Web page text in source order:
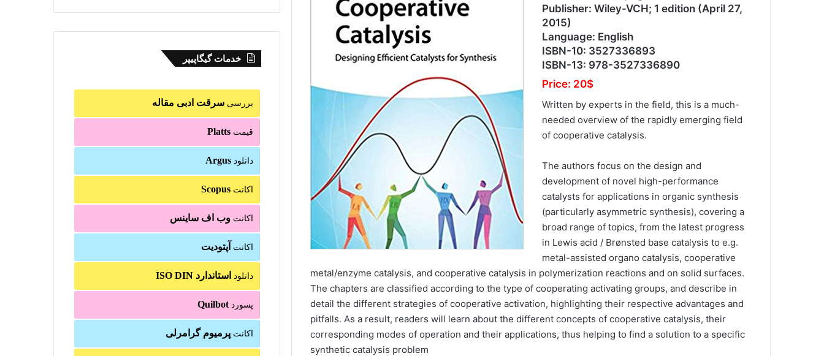
Publisher: Wiley-VCH; 1 edition (April 27,
2015)
Language: English
ISBN-10: 3527336893
ISBN-13: 978-3527336890
Price: 20$
Written by experts in the field, this is a much-
needed overview of the rapidly emerging field
of cooperative catalysis.
The authors focus on the design and
development of novel high-performance
catalysts for applications in organic synthesis
(particularly asymmetric synthesis), covering a
broad range of topics, from the latest progress
in Lewis acid / Brønsted base catalysis to e.g.
metal-assisted organo catalysis, cooperative
metal/enzyme catalysis, and cooperative catalysis in polymerization reactions and on solid surfaces.
The chapters are classified according to the type of cooperating activating groups, and describe in
detail the different strategies of cooperative activation, highlighting their respective advantages and
pitfalls. As a result, readers will learn about the different concepts of cooperative catalysis, their
corresponding modes of operation and their applications, thus helping to find a solution to a specific
synthetic catalysis problem
خدمات گیگاپیپر
بررسیسرقت ادبی مقاله
قیمتPlatts
دانلودArgus
اکانتScopus
اکانتوب اف ساینس
اکانت آپتودیت
دانلود استاندارد ISO DIN
پسوردQuilbot
اکانتپرمیوم گرامرلی